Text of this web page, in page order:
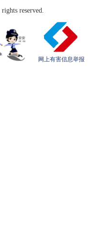
reserved.
网上有害信息举报